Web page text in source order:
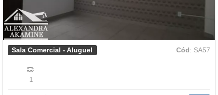
Sala Comercial - Aluguel Cód: SA57
1